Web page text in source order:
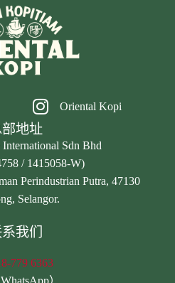
Oriental Kopi
部地址
Sdn Bhd
/ 1415058-W)
Perindustrian Putra, 47130
Selangor.
我们
779 6363
）